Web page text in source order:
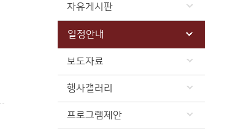
자유게시판
일정안내
보도자료
행사갤러리
프로그램제안